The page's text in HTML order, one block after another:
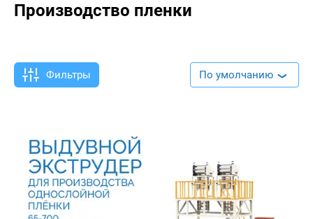
Производство пленки
Фильтры По умолчанию